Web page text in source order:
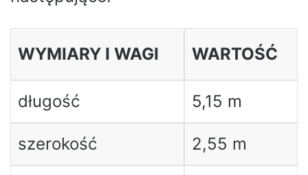
WYMIARY I WAGI WARTOŚĆ
długość 5,15 m
szerokość 2,55 m